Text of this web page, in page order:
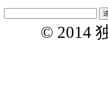
© 2014